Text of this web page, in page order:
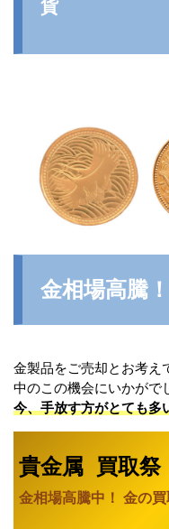
貨
金相場高騰
金製品をご売却とお考え
中のこの機会にいかがで
今、手放す方がとても多
貴金属 買取祭
金相場高騰中！ 金の